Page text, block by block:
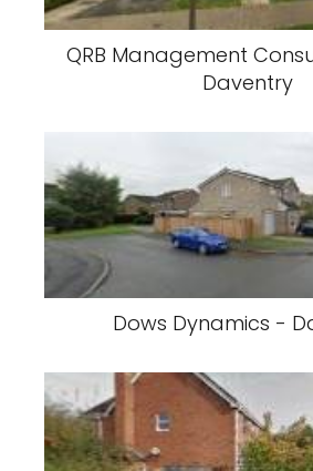
QRB Management
Daventry
Dows Dynamics -